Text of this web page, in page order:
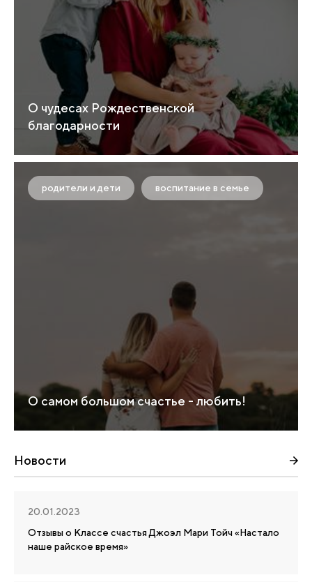
О чудесах Рождественской
благодарности
родители и дети воспитание в семье
О самом большом счастье - любить!
Новости
20.01.2023
Отзывы о Классе счастья Джоэл Мари Тойч «Настало
наше райское время»